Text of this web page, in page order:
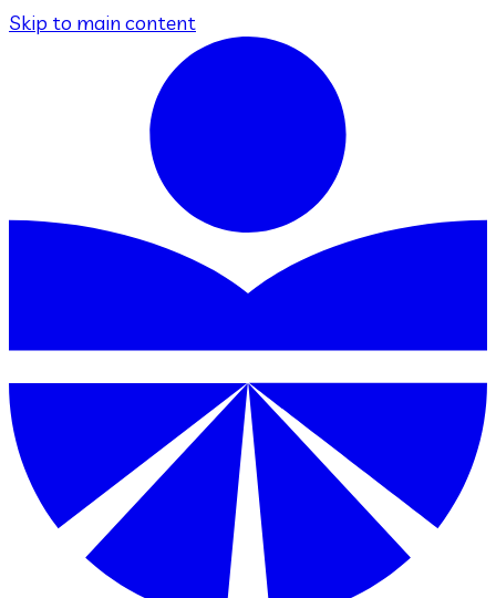
Skip to main content